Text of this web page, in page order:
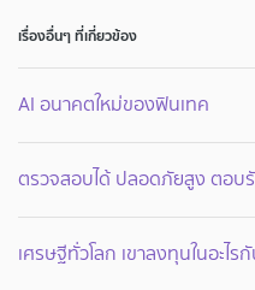
เรื่องอื่นๆ ที่เกี่ยวข้อง
AI อนาคตใหม่ของฟินเทค
ตรวจสอบได้ ปลอดภัยสูง ตอบ
เศรษฐีทั่วโลก เขาลงทุนในอะไร